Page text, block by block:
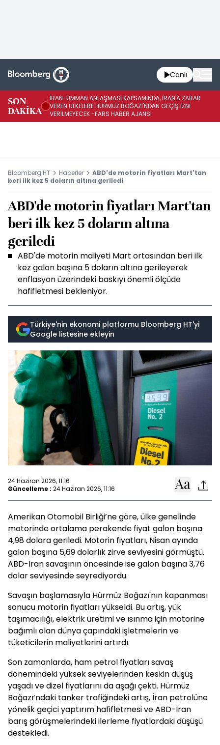
Canlı
SON
DAKİKA
İRAN-UMMAN ANLAŞMASI KAPSAMINDA, İRAN'A ZARAR
VEREN ÜLKELERE HÜRMÜZ BOĞAZI'NDAN GEÇİŞ İZNİ
VERİLMEYECEK -FARS HABER AJANSI
Bloomberg HT Haberler
ABD'de motorin fiyatları Mart'tan
beri ilk kez 5 doların altına geriledi
ABD'de motorin fiyatları Mart'tan
beri ilk kez 5 doların altına
geriledi
ABD'de motorin maliyeti Mart ortasından beri ilk
kez galon başına 5 doların altına gerileyerek
enflasyon üzerindeki baskıyı önemli ölçüde
hafifletmesi bekleniyor.
Türkiye'nin ekonomi platformu Bloomberg HT'yi
Google listesine ekleyin
24 Haziran 2026, 11:16
Güncelleme : 24 Haziran 2026, 11:16
Amerikan Otomobil Birliği’ne göre, ülke genelinde
motorinde ortalama perakende fiyat galon başına
4,98 dolara geriledi. Motorin fiyatları, Nisan ayında
galon başına 5,69 dolarlık zirve seviyesini görmüştü.
ABD-İran savaşının öncesinde ise galon başına 3,76
dolar seviyesinde seyrediyordu.
Savaşın başlamasıyla Hürmüz Boğazı'nın kapanması
sonucu motorin fiyatları yükseldi. Bu artış, yük
taşımacılığı, elektrik üretimi ve ısınma için motorine
bağımlı olan dünya çapındaki işletmelerin ve
tüketicilerin maliyetlerini artırdı.
Son zamanlarda, ham petrol fiyatları savaş
dönemindeki yüksek seviyelerinden keskin düşüş
yaşadı ve dizel fiyatlarını da aşağı çekti. Hürmüz
Boğazı’ndaki tanker trafiğindeki artış, İran petrolüne
yönelik geçici yaptırım hafifletmesi ve ABD-İran
barış görüşmelerindeki ilerleme fiyatlardaki düşüşü
destekledi.